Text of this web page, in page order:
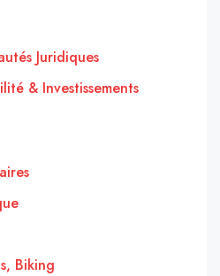
Juridiques
& Investissements
Biking